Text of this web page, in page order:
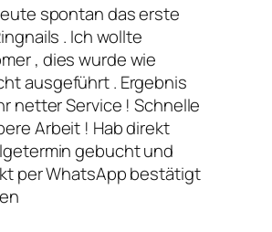
spontan das erste
. Ich wollte
, dies wurde wie
ausgeführt . Ergebnis
netter Service ! Schnelle
Arbeit ! Hab direkt
gebucht und
per WhatsApp bestätigt